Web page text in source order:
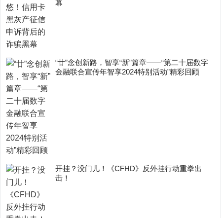
幕
“廿”念创新路，智享“新”篇章——“第二十届数字
金融联合宣传年智享2024特别活动”精彩回顾
开挂？没门儿！《CFHD》反外挂行动重拳出
击！